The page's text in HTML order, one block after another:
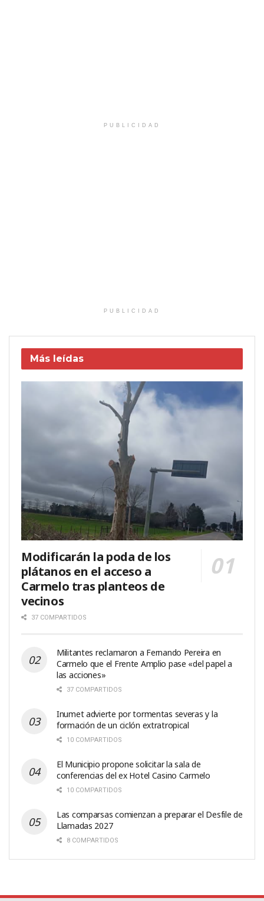
PUBLICIDAD
PUBLICIDAD
Más leídas
Modificarán la poda de los
plátanos en el acceso a
Carmelo tras planteos de
vecinos
37 COMPARTIDOS
Militantes reclamaron a Fernando Pereira en
Carmelo que el Frente Amplio pase «del papel a
las acciones»
37 COMPARTIDOS
Inumet advierte por tormentas severas y la
formación de un ciclón extratropical
10 COMPARTIDOS
El Municipio propone solicitar la sala de
conferencias del ex Hotel Casino Carmelo
10 COMPARTIDOS
Las comparsas comienzan a preparar el Desfile de
Llamadas 2027
8 COMPARTIDOS